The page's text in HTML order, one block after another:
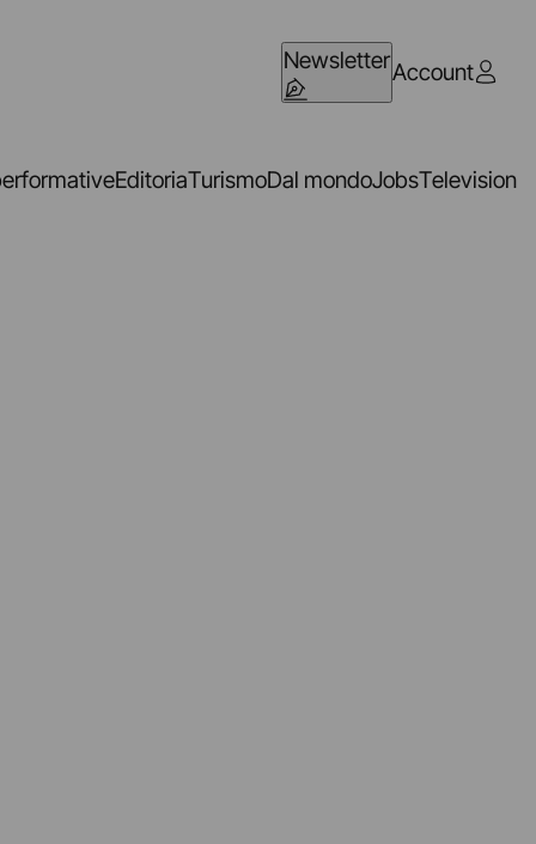
NewsletterAccount
EditoriaTurismoDal mondoJobsTelevision